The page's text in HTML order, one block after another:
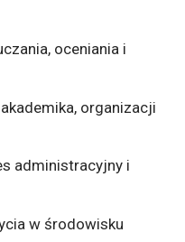
oceniania i
organizacji
administracyjny i
w środowisku